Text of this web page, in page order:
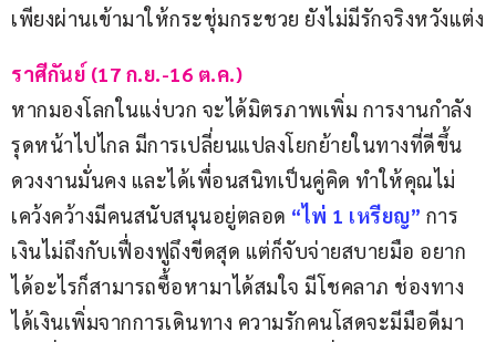
เพียงผ่านเข้ามาให้กระชุ่มกระชวย ยังไม่มีรักจริงหวังแต่ง
ราศีกันย์ (17 ก.ย.-16 ต.ค.)
หากมองโลกในแง่บวก จะได้มิตรภาพเพิ่ม การงานกำลัง
รุดหน้าไปไกล มีการเปลี่ยนแปลงโยกย้ายในทางที่ดีขึ้น
ดวงงานมั่นคง และได้เพื่อนสนิทเป็นคู่คิด ทำให้คุณไม่
เคว้งคว้างมีคนสนับสนุนอยู่ตลอด “ไพ่ 1 เหรียญ” การ
เงินไม่ถึงกับเฟื่องฟูถึงขีดสุด แต่ก็จับจ่ายสบายมือ อยาก
ได้อะไรก็สามารถซื้อหามาได้สมใจ มีโชคลาภ ช่องทาง
ได้เงินเพิ่มจากการเดินทาง ความรักคนโสดจะมีมือดีมา